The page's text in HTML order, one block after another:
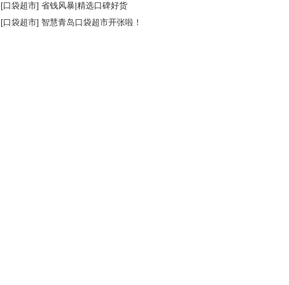
[口袋超市] 省钱风暴|精选口碑好货
[口袋超市] 智慧青岛口袋超市开张啦！